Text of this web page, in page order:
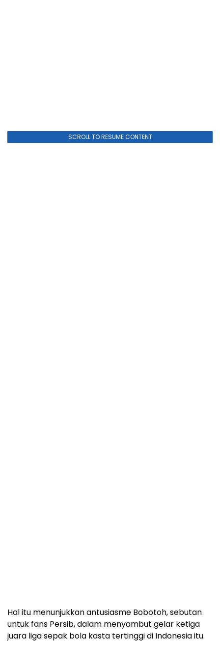
SCROLL TO RESUME CONTENT
Hal itu menunjukkan antusiasme Bobotoh, sebutan
untuk fans Persib, dalam menyambut gelar ketiga
juara liga sepak bola kasta tertinggi di Indonesia itu.